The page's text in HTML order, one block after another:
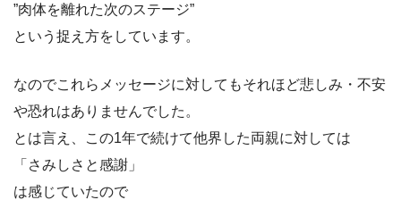
”肉体を離れた次のステージ”
という捉え方をしています。
なのでこれらメッセージに対してもそれほど悲しみ・不安
や恐れはありませんでした。
とは言え、この1年で続けて他界した両親に対しては
「さみしさと感謝」
は感じていたので